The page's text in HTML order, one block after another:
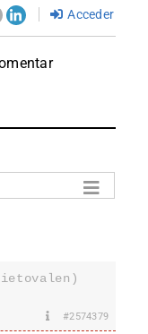
Acceder
#2574379